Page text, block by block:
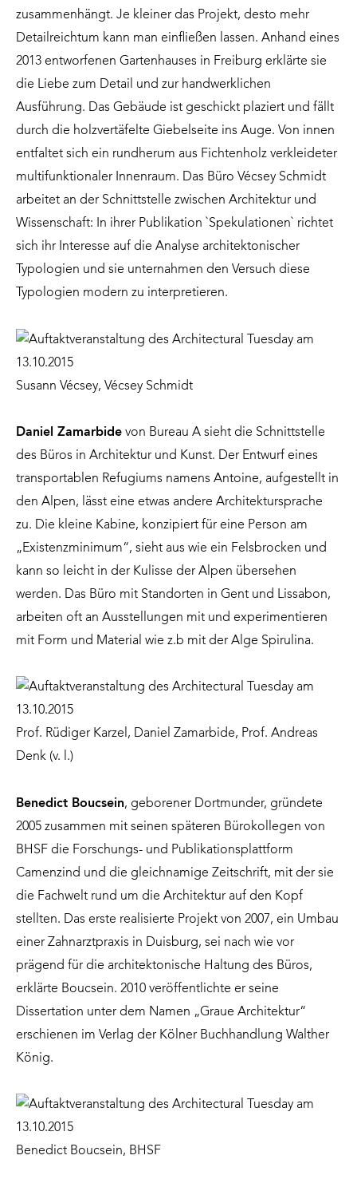
zusammenhängt. Je kleiner das Projekt, desto mehr
Detailreichtum kann man einfließen lassen. Anhand eines
2013 entworfenen Gartenhauses in Freiburg erklärte sie
die Liebe zum Detail und zur handwerklichen
Ausführung. Das Gebäude ist geschickt plaziert und fällt
durch die holzvertäfelte Giebelseite ins Auge. Von innen
entfaltet sich ein rundherum aus Fichtenholz verkleideter
multifunktionaler Innenraum. Das Büro Vécsey Schmidt
arbeitet an der Schnittstelle zwischen Architektur und
Wissenschaft: In ihrer Publikation `Spekulationen` richtet
sich ihr Interesse auf die Analyse architektonischer
Typologien und sie unternahmen den Versuch diese
Typologien modern zu interpretieren.
Susann Vécsey, Vécsey Schmidt
Daniel Zamarbide von Bureau A sieht die Schnittstelle
des Büros in Architektur und Kunst. Der Entwurf eines
transportablen Refugiums namens Antoine, aufgestellt in
den Alpen, lässt eine etwas andere Architektursprache
zu. Die kleine Kabine, konzipiert für eine Person am
„Existenzminimum“, sieht aus wie ein Felsbrocken und
kann so leicht in der Kulisse der Alpen übersehen
werden. Das Büro mit Standorten in Gent und Lissabon,
arbeiten oft an Ausstellungen mit und experimentieren
mit Form und Material wie z.b mit der Alge Spirulina.
Prof. Rüdiger Karzel, Daniel Zamarbide, Prof. Andreas
Denk (v. l.)
Benedict Boucsein, geborener Dortmunder, gründete
2005 zusammen mit seinen späteren Bürokollegen von
BHSF die Forschungs- und Publikationsplattform
Camenzind und die gleichnamige Zeitschrift, mit der sie
die Fachwelt rund um die Architektur auf den Kopf
stellten. Das erste realisierte Projekt von 2007, ein Umbau
einer Zahnarztpraxis in Duisburg, sei nach wie vor
prägend für die architektonische Haltung des Büros,
erklärte Boucsein. 2010 veröffentlichte er seine
Dissertation unter dem Namen „Graue Architektur“
erschienen im Verlag der Kölner Buchhandlung Walther
König.
Benedict Boucsein, BHSF